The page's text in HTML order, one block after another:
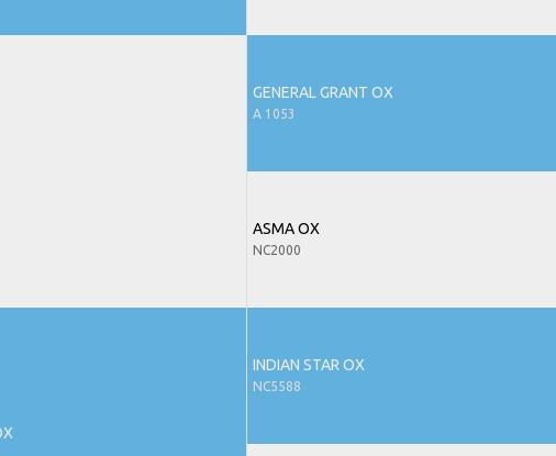
GENERAL GRANT OX
A 1053
ASMA OX
NC2000
INDIAN STAR OX
NC5588